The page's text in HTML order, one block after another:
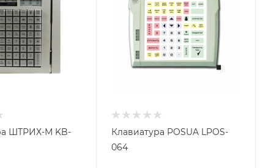
ШТРИХ-М KB-
Клавиатура POSUA LPOS-
064